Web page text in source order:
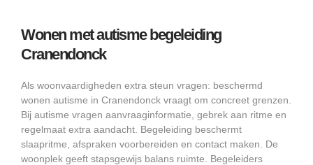
Wonen met autisme begeleiding
Cranendonck
Als woonvaardigheden extra steun vragen: beschermd
wonen autisme in Cranendonck vraagt om concreet grenzen.
Bij autisme vragen aanvraaginformatie, gebrek aan ritme en
regelmaat extra aandacht. Begeleiding beschermt
slaapritme, afspraken voorbereiden en contact maken. De
woonplek geeft stapsgewijs balans ruimte. Begeleiders